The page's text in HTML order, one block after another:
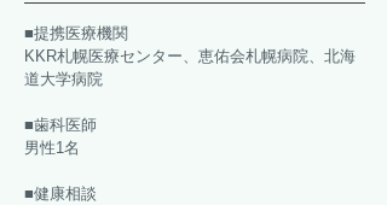
■提携医療機関
KKR札幌医療センター、恵佑会札幌病院、北海
道大学病院
■歯科医師
男性1名
​■健康相談